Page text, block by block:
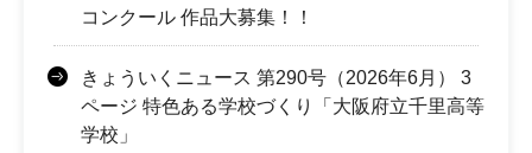
コンクール 作品大募集！！
きょういくニュース 第290号（2026年6月） 3
ページ 特色ある学校づくり「大阪府立千里高等
学校」